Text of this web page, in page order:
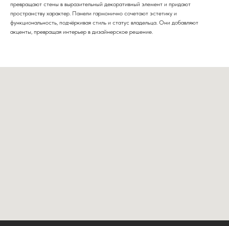
превращают стены в выразительный декоративный элемент и придают
пространству характер. Панели гармонично сочетают эстетику и
функциональность, подчёркивая стиль и статус владельца. Они добавляют
акценты, превращая интерьер в дизайнерское решение.